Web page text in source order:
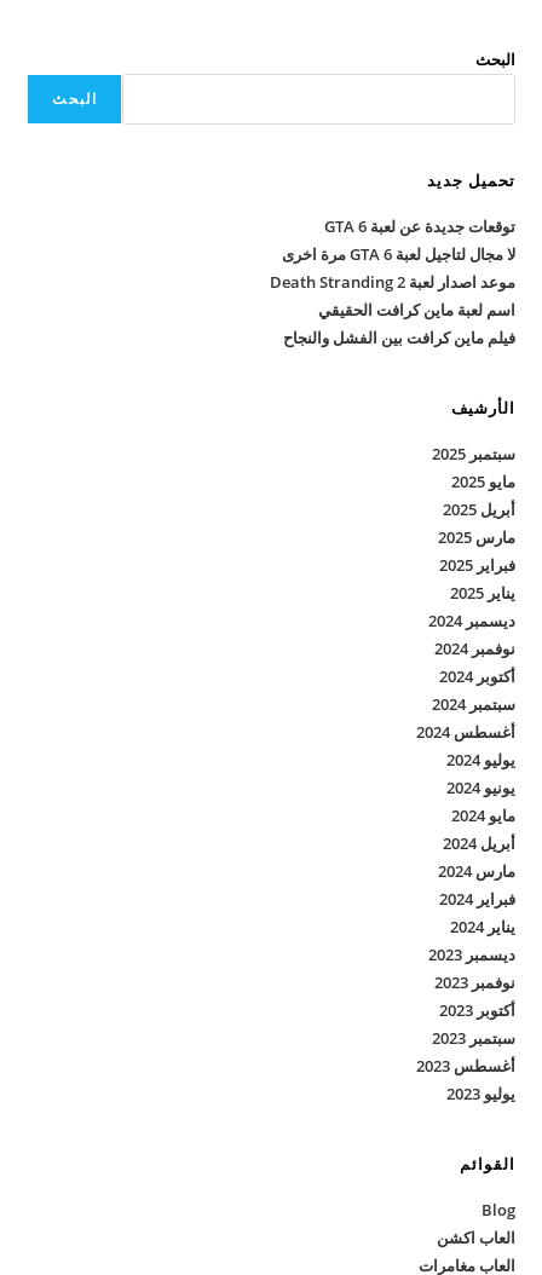
البحث
البحث
تحميل جديد
توقعات جديدة عن لعبة GTA 6
لا مجال لتاجيل لعبة GTA 6 مرة اخرى
موعد اصدار لعبة Death Stranding 2
اسم لعبة ماين كرافت الحقيقي
فيلم ماين كرافت بين الفشل والنجاح
الأرشيف
سبتمبر 2025
مايو 2025
أبريل 2025
مارس 2025
فبراير 2025
يناير 2025
ديسمبر 2024
نوفمبر 2024
أكتوبر 2024
سبتمبر 2024
أغسطس 2024
يوليو 2024
يونيو 2024
مايو 2024
أبريل 2024
مارس 2024
فبراير 2024
يناير 2024
ديسمبر 2023
نوفمبر 2023
أكتوبر 2023
سبتمبر 2023
أغسطس 2023
يوليو 2023
القوائم
Blog
العاب اكشن
العاب مغامرات